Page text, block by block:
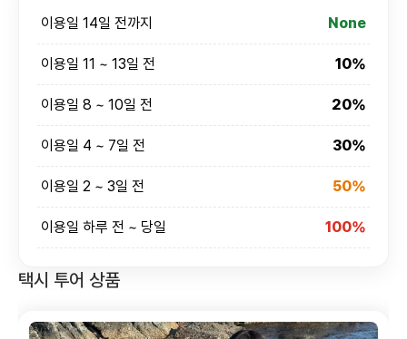
이용일 14일 전까지 None
이용일 11 ~ 13일 전 10%
이용일 8 ~ 10일 전 20%
이용일 4 ~ 7일 전 30%
이용일 2 ~ 3일 전 50%
이용일 하루 전 ~ 당일 100%
택시 투어 상품